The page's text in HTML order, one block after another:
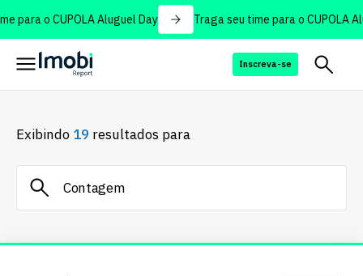
para o CUPOLA Aluguel Day Traga seu time para o CUPOLA
Inscreva-se
Exibindo 19 resultados para